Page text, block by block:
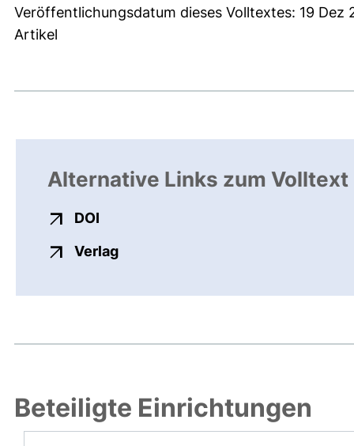
Veröffentlichungsdatum dieses Volltextes: 19 Dez
Artikel
Alternative Links zum Volltext
DOI
Verlagexterner Link, öffnet neues
Beteiligte Einrichtungen